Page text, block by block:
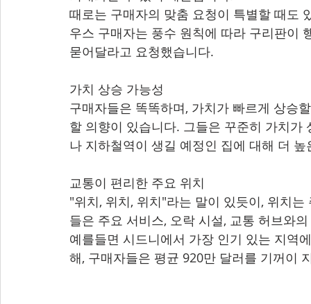
때로는 구매자의 맞춤 요청이 특별할 때도
우스 구매자는 풍수 원칙에 따라 구리판이
묻어달라고 요청했습니다.
가치 상승 가능성
구매자들은 똑똑하며, 가치가 빠르게 상승
할 의향이 있습니다. 그들은 꾸준히 가치
나 지하철역이 생길 예정인 집에 대해 더
교통이 편리한 주요 위치
"위치, 위치, 위치"라는 말이 있듯이, 위치
들은 주요 서비스, 오락 시설, 교통 허브와
예를들면 시드니에서 가장 인기 있는 지역
해, 구매자들은 평균 920만 달러를 기꺼이